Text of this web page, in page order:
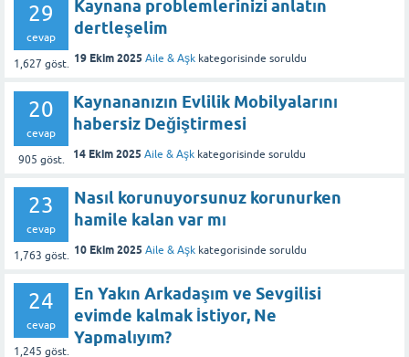
29
cevap
1,627 göst.
Kaynana problemlerinizi anlatın
dertleşelim
19 Ekim 2025 Aile & Aşk kategorisinde soruldu
20
cevap
905 göst.
Kaynananızın Evlilik Mobilyalarını
habersiz Değiştirmesi
14 Ekim 2025 Aile & Aşk kategorisinde soruldu
23
cevap
1,763 göst.
Nasıl korunuyorsunuz korunurken
hamile kalan var mı
10 Ekim 2025 Aile & Aşk kategorisinde soruldu
24
cevap
1,245 göst.
En Yakın Arkadaşım ve Sevgilisi
evimde kalmak İstiyor, Ne
Yapmalıyım?